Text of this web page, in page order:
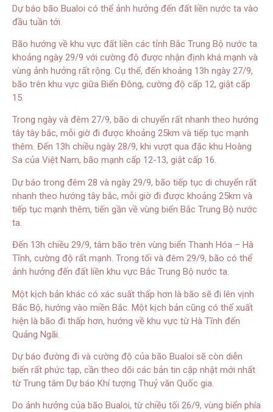
Dự báo bão Bualoi có thể ảnh hưởng đến đất liền nước ta vào
đầu tuần tới.
Bão hướng về khu vực đất liền các tỉnh Bắc Trung Bộ nước ta
khoảng ngày 29/9 với cường độ được nhận định khá mạnh và
vùng ảnh hưởng rất rộng. Cụ thể, đến khoảng 13h ngày 27/9,
bão trên khu vực giữa Biển Đông, cường độ cấp 12, giật cấp
15.
Trong ngày và đêm 27/9, bão di chuyển rất nhanh theo hướng
tây tây bắc, mỗi giờ đi được khoảng 25km và tiếp tục mạnh
thêm. Đến 13h chiều ngày 28/9, khi vượt qua đặc khu Hoàng
Sa của Việt Nam, bão mạnh cấp 12-13, giật cấp 16.
Dự báo trong đêm 28 và ngày 29/9, bão tiếp tục di chuyển rất
nhanh theo hướng tây bắc, mỗi giờ đi được khoảng 25km và
tiếp tục mạnh thêm, tiến gần về vùng biển Bắc Trung Bộ nước
ta.
Đến 13h chiều 29/9, tâm bão trên vùng biển Thanh Hóa – Hà
Tĩnh, cường độ rất mạnh. Trong tối và đêm 29/9, bão có thể
ảnh hưởng đến đất liền khu vực Bắc Trung Bộ nước ta.
Một kịch bản khác có xác suất thấp hơn là bão sẽ đi lên vịnh
Bắc Bộ, hướng vào miền Bắc. Một kịch bản cũng có thể xuất
hiện là bão đi thấp hơn, hướng về khu vực từ Hà Tĩnh đến
Quảng Ngãi.
Dự báo đường đi và cường độ của bão Bualoi sẽ còn diễn
biến rất phức tạp, cần theo dõi các bản tin cập nhật mới nhất
từ Trung tâm Dự báo Khí tượng Thuỷ văn Quốc gia.
Do ảnh hưởng của bão Bualoi, từ chiều tối 26/9, vùng biển phía